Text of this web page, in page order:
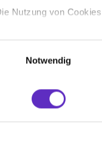
Nutzung von
verwenden Cookies
Webseite getroffenen
(„Statistiken“), um
Partner führen diese
zu. . In diesem Fall
Notwendig
Leben zu führen.